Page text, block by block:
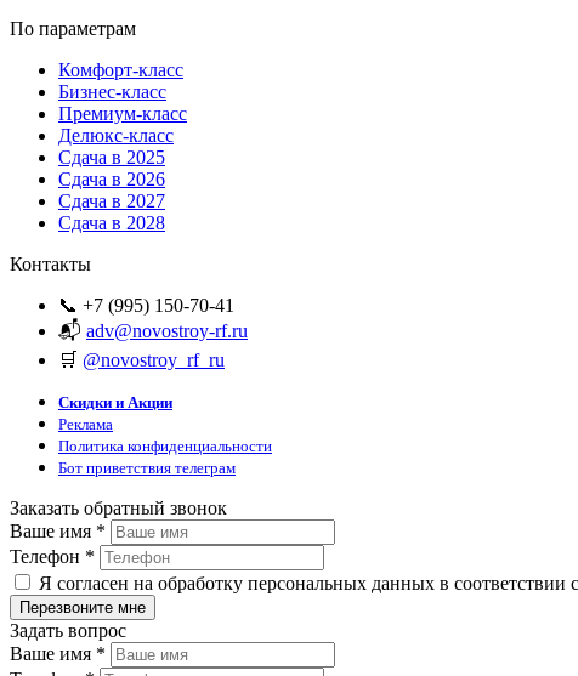
По параметрам
Комфорт-класс
Бизнес-класс
Премиум-класс
Делюкс-класс
Сдача в 2025
Сдача в 2026
Сдача в 2027
Сдача в 2028
Контакты
📞 +7 (995) 150-70-41
📬 adv@novostroy-rf.ru
🛒 @novostroy_rf_ru
Скидки и Акции
Реклама
Политика конфиденциальности
Бот приветствия телеграм
Заказать обратный звонок
Ваше имя *
Телефон *
Я согласен на обработку персональных данных в
Задать вопрос
Ваше имя *